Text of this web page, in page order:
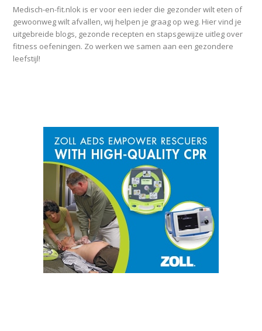
Medisch-en-fit.nlok is er voor een ieder die gezonder wilt eten of
gewoonweg wilt afvallen, wij helpen je graag op weg. Hier vind je
uitgebreide blogs, gezonde recepten en stapsgewijze uitleg over
fitness oefeningen. Zo werken we samen aan een gezondere
leefstijl!